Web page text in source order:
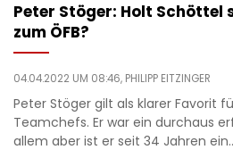
Peter Stöger: Holt Schöttel
zum ÖFB?
04.04.2022 UM 08:46, PHILIPP EITZINGER
Peter Stöger gilt als klarer Favorit
Teamchefs. Er war ein durchaus
allem aber ist er seit 34 Jahren